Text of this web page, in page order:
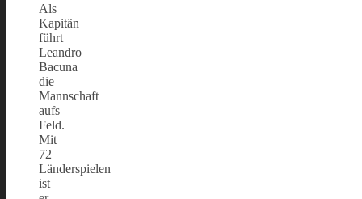
Als
Kapitän
führt
Leandro
Bacuna
die
Mannschaft
aufs
Feld.
Mit
72
Länderspielen
ist